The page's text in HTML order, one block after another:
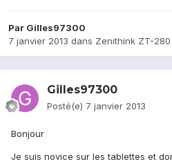
Par Gilles97300
7 janvier 2013 dans Zenithink ZT-280
Gilles97300
Posté(e) 7 janvier 2013
Bonjour
Je suis novice sur les tablettes et